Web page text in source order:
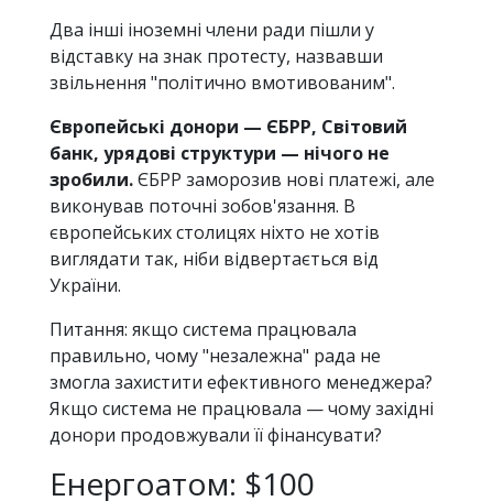
Два інші іноземні члени ради пішли у
відставку на знак протесту, назвавши
звільнення "політично вмотивованим".
Європейські донори — ЄБРР, Світовий
банк, урядові структури — нічого не
зробили.ЄБРР заморозив нові платежі, але
виконував поточні зобов'язання. В
європейських столицях ніхто не хотів
виглядати так, ніби відвертається від
України.
Питання: якщо система працювала
правильно, чому "незалежна" рада не
змогла захистити ефективного менеджера?
Якщо система не працювала — чому західні
донори продовжували її фінансувати?
Енергоатом: $100